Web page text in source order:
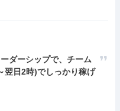
ダーシップで、チーム
翌日2時)でしっかり稼げ